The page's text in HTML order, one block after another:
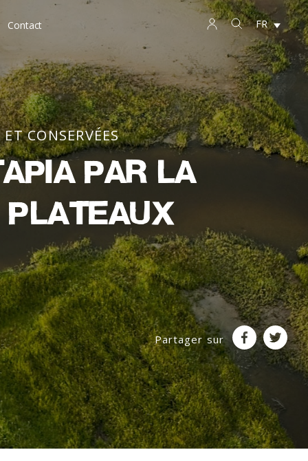
Contact FR
CONSERVÉES
par la
plateaux
Partager sur